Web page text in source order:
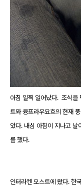
아침 일찍 일어났다. 조식
트와 융프라우요흐의 현재
았다. 내심 아침이 지나고 날
를 했다.
인터라켄 오스트에 왔다. 한